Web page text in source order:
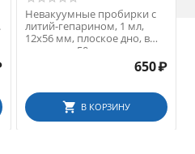
Невакуумные пробирки с
литий-гепарином, 1 мл,
12х56 мм, плоское дно, в
упаковке, 50 шт.
650₽
В КОРЗИНУ